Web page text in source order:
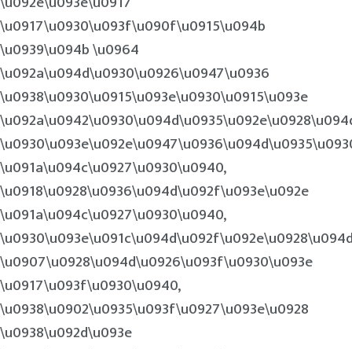
\u0917\u0930\u093f\u090f\u0915\u094b
\u0939\u094b \u0964
\u092a\u094d\u0930\u0926\u0947\u0936
\u0938\u0930\u0915\u093e\u0930\u0915\u093e
\u091a\u094c\u0927\u0930\u0940,
\u0918\u0928\u0936\u094d\u092f\u093e\u092e
\u091a\u094c\u0927\u0930\u0940,
\u0907\u0928\u094d\u0926\u093f\u0930\u093e
\u0917\u093f\u0930\u0940,
\u0938\u0902\u0935\u093f\u0927\u093e\u0928
\u0938\u092d\u093e